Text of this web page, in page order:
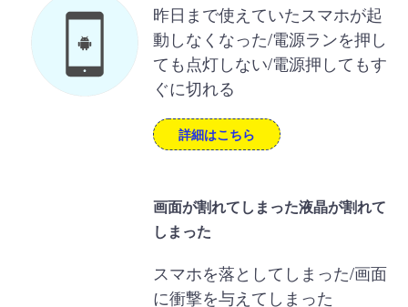
昨日まで使えていたスマホが起
動しなくなった/電源ランを押し
ても点灯しない/電源押してもす
ぐに切れる
詳細はこちら
画面が割れてしまった液晶が割れて
しまった
スマホを落としてしまった/画面
に衝撃を与えてしまった